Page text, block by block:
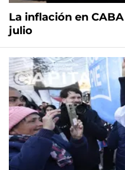
La inflación en CABA
julio